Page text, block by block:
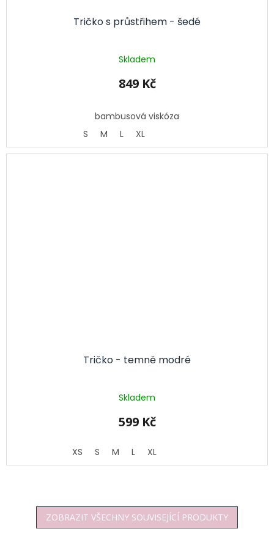
Tričko s průstřihem - šedé
Skladem
849 Kč
bambusová viskóza
S
M L XL
Tričko - temně modré
Skladem
599 Kč
XS S M L XL
ZOBRAZIT VŠECHNY SOUVISEJÍCÍ PRODUKTY